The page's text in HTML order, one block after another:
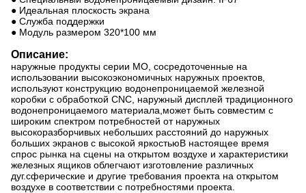
● Идеальная плоскость экрана
● Служба поддержки
● Модуль размером 320*100 мм
Описание:
наружные продукты серии MO, сосредоточенные на
использовании высокоэкономичных наружных проектов,
используют конструкцию водонепроницаемой железной
коробки с обработкой CNC, наружный дисплей традиционного
водонепроницаемого материала,может быть совместим с
широким спектром потребностей от наружных
высокоразборчивых небольших расстояний до наружных
больших экранов с высокой яркостьюВ настоящее время
спрос рынка на сцены на открытом воздухе и характеристики
железных ящиков облегчают изготовление различных
дуг.сферические и другие требования проекта на открытом
воздухе в соответствии с потребностями проекта.